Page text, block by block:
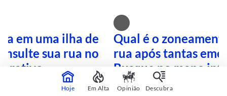
em uma ilha de
sua rua no
Qual é o
rua após tantas
Busque no mapa
Hoje Em Alta Opinião Descubra